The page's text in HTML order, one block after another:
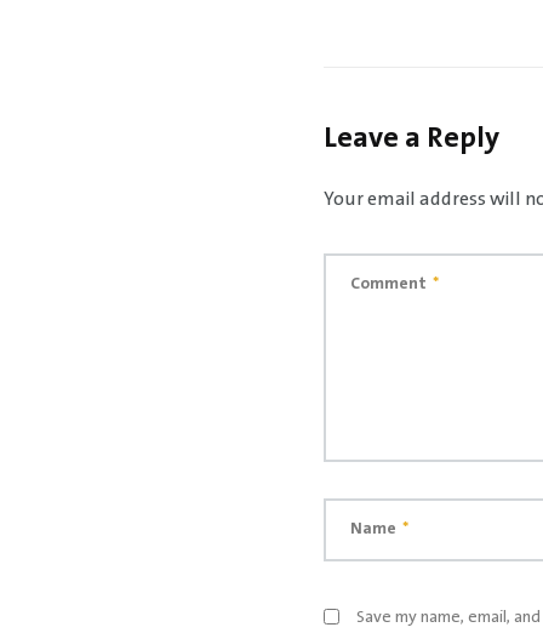
Leave a Reply
Your email address will
Comment *
Name *
Save my name, email,